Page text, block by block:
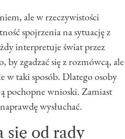
ale w rzeczywistości
spojrzenia na sytuację z
interpretuje świat przez
by zgadzać się z rozmówcą, ale
w taki sposób. Dlatego osoby
pochopne wnioski. Zamiast
wysłuchać.
się od rady